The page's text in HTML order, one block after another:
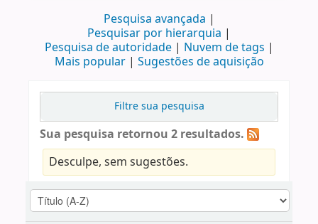
Pesquisa avançada
Pesquisar por hierarquia
Pesquisa de autoridade
Nuvem de tags
Mais popular
Sugestões de aquisição
Filtre sua pesquisa
Sua pesquisa retornou 2 resultados.
Desculpe, sem sugestões.